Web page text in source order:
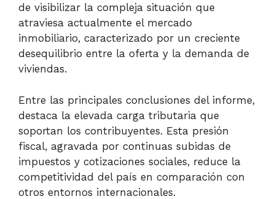
de visibilizar la compleja situación que
atraviesa actualmente el mercado
inmobiliario, caracterizado por un creciente
desequilibrio entre la oferta y la demanda de
viviendas.
Entre las principales conclusiones del informe,
destaca la elevada carga tributaria que
soportan los contribuyentes. Esta presión
fiscal, agravada por continuas subidas de
impuestos y cotizaciones sociales, reduce la
competitividad del país en comparación con
otros entornos internacionales.